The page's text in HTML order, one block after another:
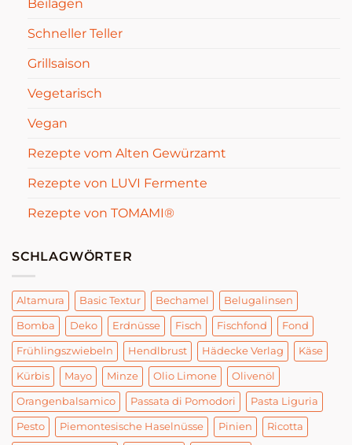
Beilagen
Schneller Teller
Grillsaison
Vegetarisch
Vegan
Rezepte vom Alten Gewürzamt
Rezepte von LUVI Fermente
Rezepte von TOMAMI®
SCHLAGWÖRTER
Altamura Basic Textur Bechamel Belugalinsen
Bomba Deko Erdnüsse Fisch Fischfond Fond
Frühlingszwiebeln Hendlbrust Hädecke Verlag Käse
Kürbis Mayo Minze Olio Limone Olivenöl
Orangenbalsamico Passata di Pomodori Pasta Liguria
Pesto Piemontesische Haselnüsse Pinien Ricotta